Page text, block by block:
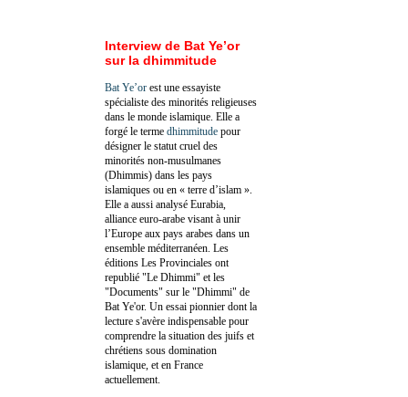
Interview de Bat Ye’or
sur la dhimmitude
Bat Ye’or est une essayiste
spécialiste des minorités religieuses
dans le monde islamique. Elle a
forgé le terme dhimmitude pour
désigner le statut cruel des
minorités non-musulmanes
(Dhimmis) dans les pays
islamiques ou en « terre d’islam ».
Elle a aussi analysé Eurabia,
alliance euro-arabe visant à unir
l’Europe aux pays arabes dans un
ensemble méditerranéen. Les
éditions Les Provinciales ont
republié "Le Dhimmi" et les
"Documents" sur le "Dhimmi" de
Bat Ye'or. Un essai pionnier dont la
lecture s'avère indispensable pour
comprendre la situation des juifs et
chrétiens sous domination
islamique, et en France
actuellement.